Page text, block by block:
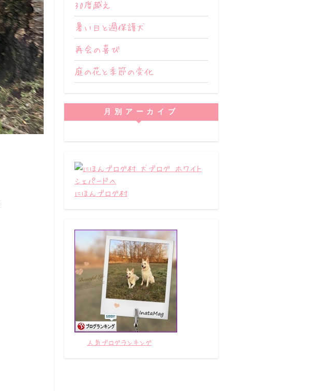
30度越え
暑い日と過保護犬
再会の喜び
庭の花と季節の変化
月別アーカイブ
にほんブログ村
人気ブログランキング